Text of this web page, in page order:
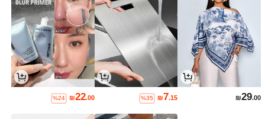
₪29.00
₪7.15
%35
₪22.00
%24